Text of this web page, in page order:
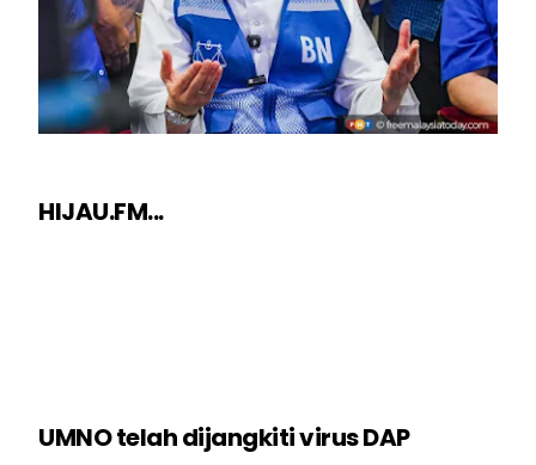
HIJAU.FM...
UMNO telah dijangkiti virus DAP